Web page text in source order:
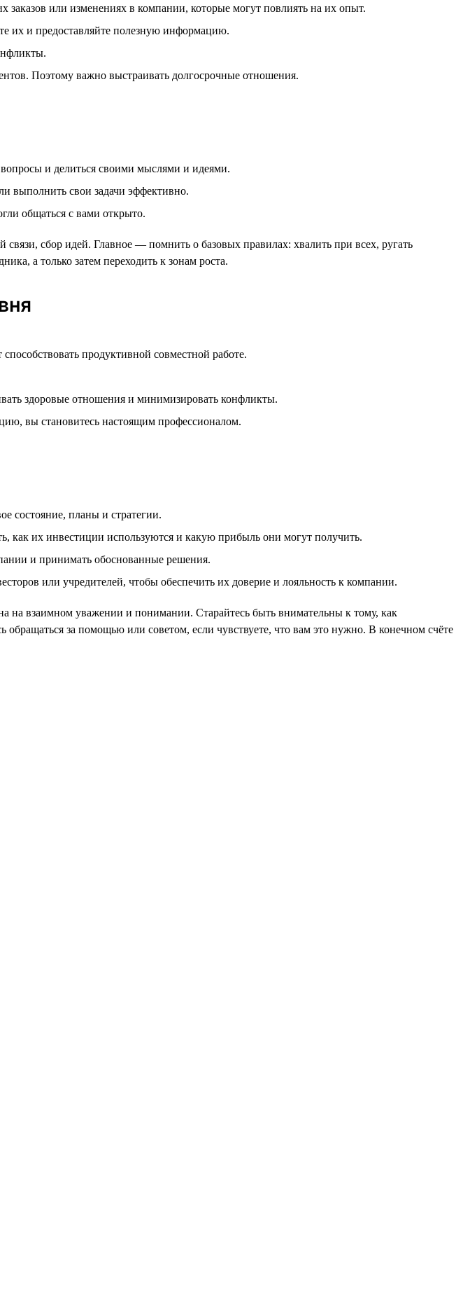
или изменениях в компании, которые могут повлиять на их опыт.
их и предоставляйте полезную информацию.
Поэтому важно выстраивать долгосрочные отношения.
и делиться своими мыслями и идеями.
выполнить свои задачи эффективно.
общаться с вами открыто.
сбор идей. Главное — помнить о базовых правилах: хвалить при всех, ругать
а только затем переходить к зонам роста.
продуктивной совместной работе.
здоровые отношения и минимизировать конфликты.
вы становитесь настоящим профессионалом.
состояние, планы и стратегии.
как их инвестиции используются и какую прибыль они могут получить.
и принимать обоснованные решения.
или учредителей, чтобы обеспечить их доверие и лояльность к компании.
на взаимном уважении и понимании. Старайтесь быть внимательны к тому, как
за помощью или советом, если чувствуете, что вам это нужно. В конечном счёте